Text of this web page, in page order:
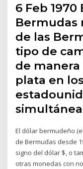
6 Feb
Bermudas
de las
tipo de
de manera
plata en
El dólar bermudeño
de Bermudas desde
signo del dólar $, o
otras monedas con